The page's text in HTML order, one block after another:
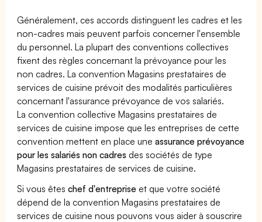
Généralement, ces accords distinguent les cadres et les
non-cadres mais peuvent parfois concerner l'ensemble
du personnel. La plupart des conventions collectives
fixent des règles concernant la prévoyance pour les
non cadres. La convention Magasins prestataires de
services de cuisine prévoit des modalités particulières
concernant l'assurance prévoyance de vos salariés.
La convention collective Magasins prestataires de
services de cuisine impose que les entreprises de cette
convention mettent en place uneassurance prévoyance
pour les salariés non cadres des sociétés de type
Magasins prestataires de services de cuisine.
Si vous êteschef d'entreprise et que votre société
dépend de la convention Magasins prestataires de
services de cuisine nous pouvons vous aider à souscrire